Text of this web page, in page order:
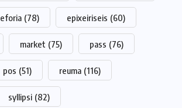
eforia (78) epixeiriseis (60)
market (75) pass (76)
pos (51) reuma (116)
syllipsi (82)